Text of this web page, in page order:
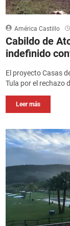
América Castillo
Cabildo de
indefinido
El proyecto Casas
Tula por el rechazo
Leer más